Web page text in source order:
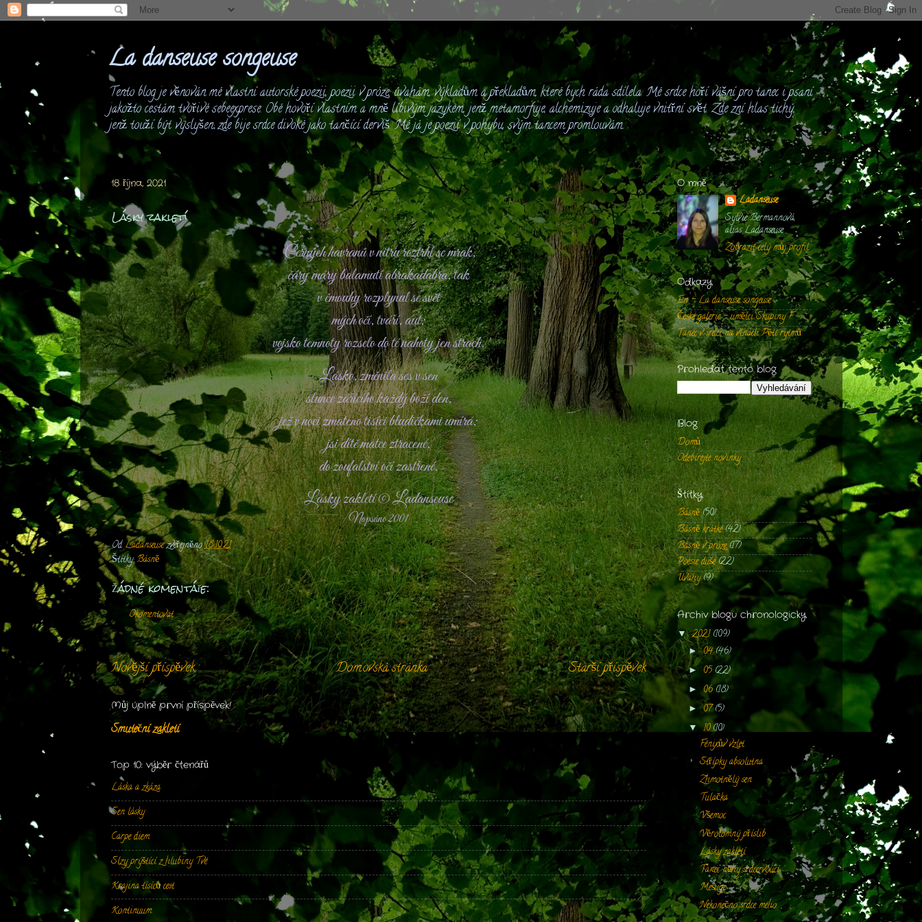
La danseuse songeuse
Tento blog je věnován mé vlastní autorské poezii, poezii v próze, úvahám, výkladům a překladům, které bych ráda sdílela. Mé srdce hoří vášní pro tanec i psaní
jakožto cestám tvořivé sebeexprese. Obé hovoří vlastním a mně líbivým jazykem, jenž metamorfuje, alchemizuje a odhaluje vnitřní svět. Zde zní hlas tichý,
jenž touží být vyslyšen; zde bije srdce divoké jako tančící derviš. Mé já je poezií v pohybu, svým tancem promlouvám.
18 října, 2021
Lásky zakletí
Černých havranů v nitru roztrhl se mrak,
čáry máry balamutí abrakadabra, tak
v čmouhy rozplynul se svět
mých očí, tváří, aut;
vojsko temnoty rozselo do té nahoty jen strach.
Lásko, změnila ses v sen
slunce zářícího každý boží den,
jež v noci zmateno tisíci bludičkami umírá;
jsi dítě matce ztracené,
do zoufalství očí zastřené.
Lásky zakletí © Ladanseuse
Napsáno 2001
OdLadanseusezveřejněno18.10.21
Štítky:Básně
Žádné komentáře:
Okomentovat
Novější příspěvek Starší příspěvek
Domovská stránka
Můj úplně první příspěvek!
Smuteční zakletí
Top 10: výběr čtenářů
Láska a zkáza
Sen lásky
Carpe diem
Slzy prýštící z hlubiny Tvé
Krajina tisíců cest
Kontinuum
O mně
Ladanseuse
Sylvie Bermannová,
alias Ladanseuse
Zobrazit celý můj profil
Odkazy
En - La danseuse songeuse
České galerie - umělci Skupiny F
Tanec v srdci na vlnách Pěti rytmů
Prohledat tento blog
Blog
Domů
Odebírejte novinky
Štítky
Básně(50)
Básně krátké(42)
Básně v próze(17)
Poesie duše(22)
Úvahy(9)
Archiv blogu chronologicky
▼2021(109)
►04(46)
► 05(22)
►06 (18)
►07(5)
▼10(10)
Fénixův vzlet
Střípky absolutna
Zhmotnělý sen
Tulačka
Všemoc
Věrolomný příslib
Lásky zakletí
Tanec něhy srdcervoucí
Mešuge
Nekonečno srdce mého